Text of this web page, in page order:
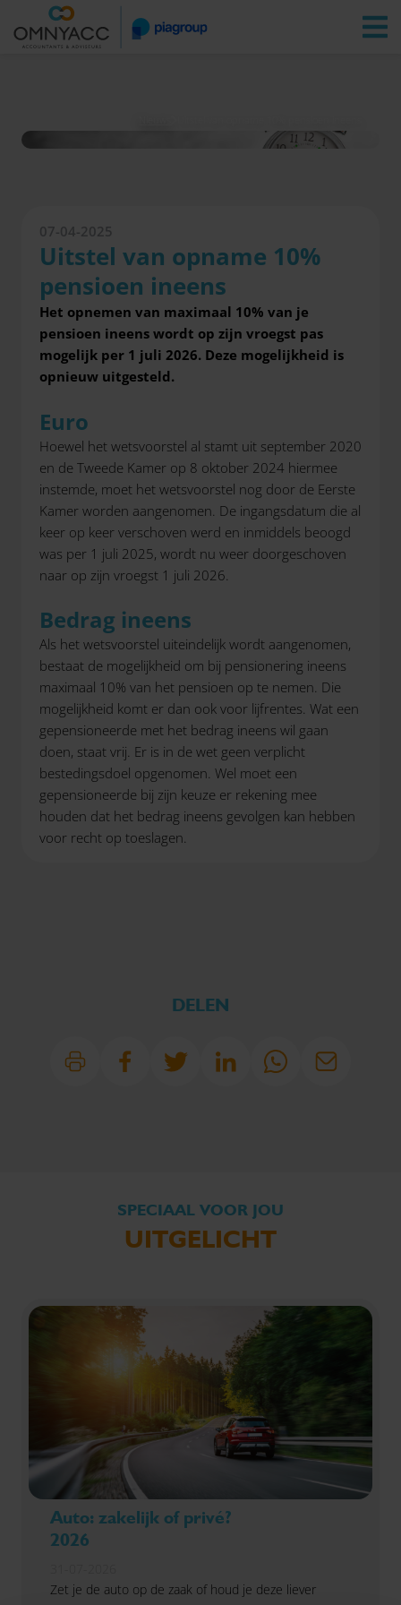
Vestigingen Zoeken
07-04-2025
Uitstel van opname 10%
pensioen ineens
Het opnemen van maximaal 10% van je
pensioen ineens wordt op zijn vroegst pas
mogelijk per 1 juli 2026. Deze mogelijkheid is
opnieuw uitgesteld.
Euro
Hoewel het wetsvoorstel al stamt uit september 2020
en de Tweede Kamer op 8 oktober 2024 hiermee
instemde, moet het wetsvoorstel nog door de Eerste
Kamer worden aangenomen. De ingangsdatum die al
keer op keer verschoven werd en inmiddels beoogd
was per 1 juli 2025, wordt nu weer doorgeschoven
naar op zijn vroegst 1 juli 2026.
Bedrag ineens
Als het wetsvoorstel uiteindelijk wordt aangenomen,
bestaat de mogelijkheid om bij pensionering ineens
maximaal 10% van het pensioen op te nemen. Die
mogelijkheid komt er dan ook voor lijfrentes. Wat een
gepensioneerde met het bedrag ineens wil gaan
doen, staat vrij. Er is in de wet geen verplicht
bestedingsdoel opgenomen. Wel moet een
gepensioneerde bij zijn keuze er rekening mee
houden dat het bedrag ineens gevolgen kan hebben
voor recht op toeslagen.
DELEN
SPECIAAL VOOR JOU
UITGELICHT
Auto: zakelijk of privé?
2026
Zet je de auto op de zaak of houd je deze liever